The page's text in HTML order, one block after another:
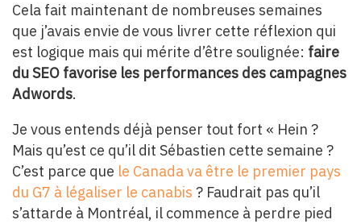
Cela fait maintenant de nombreuses semaines
que j’avais envie de vous livrer cette réflexion qui
est logique mais qui mérite d’être soulignée: faire
du SEO favorise les performances des campagnes
Adwords.
Je vous entends déjà penser tout fort « Hein ?
Mais qu’est ce qu’il dit Sébastien cette semaine ?
C’est parce que le Canada va être le premier pays
du G7 à légaliser le canabis ? Faudrait pas qu’il
s’attarde à Montréal, il commence à perdre pied